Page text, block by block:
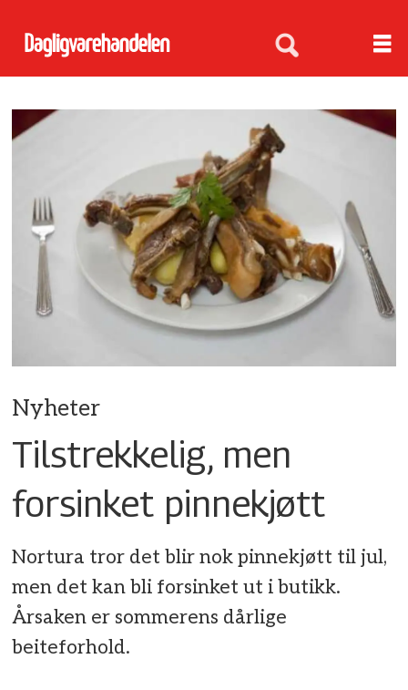
Nyheter
Tilstrekkelig, men
forsinket pinnekjøtt
Nortura tror det blir nok pinnekjøtt til jul,
men det kan bli forsinket ut i butikk.
Årsaken er sommerens dårlige
beiteforhold.